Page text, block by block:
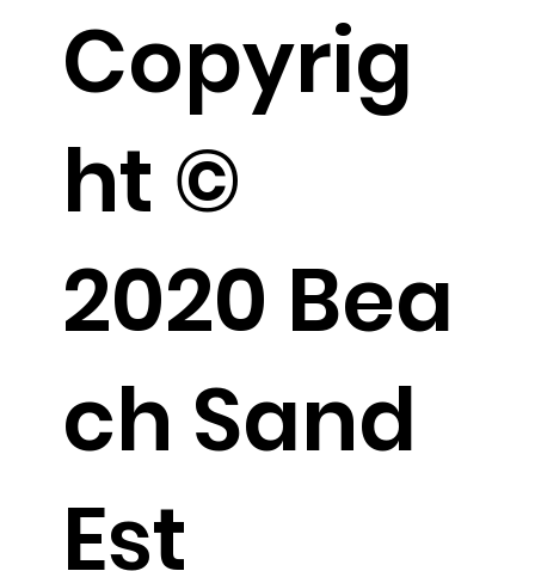
Copyrig
ht ©
2020 Bea
ch Sand
Est